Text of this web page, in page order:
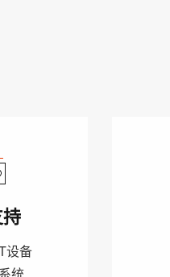
设备